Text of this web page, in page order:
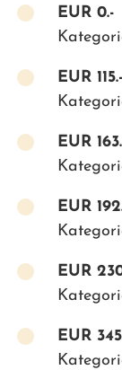
EUR 0.-
EUR 115.-
EUR
EUR
EUR
EUR